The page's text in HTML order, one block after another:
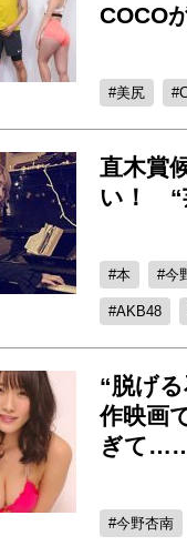
COCO
美尻
直木賞
い！ “
本 今
AKB48
“脱げ
作映画
ぎて……
今野杏南